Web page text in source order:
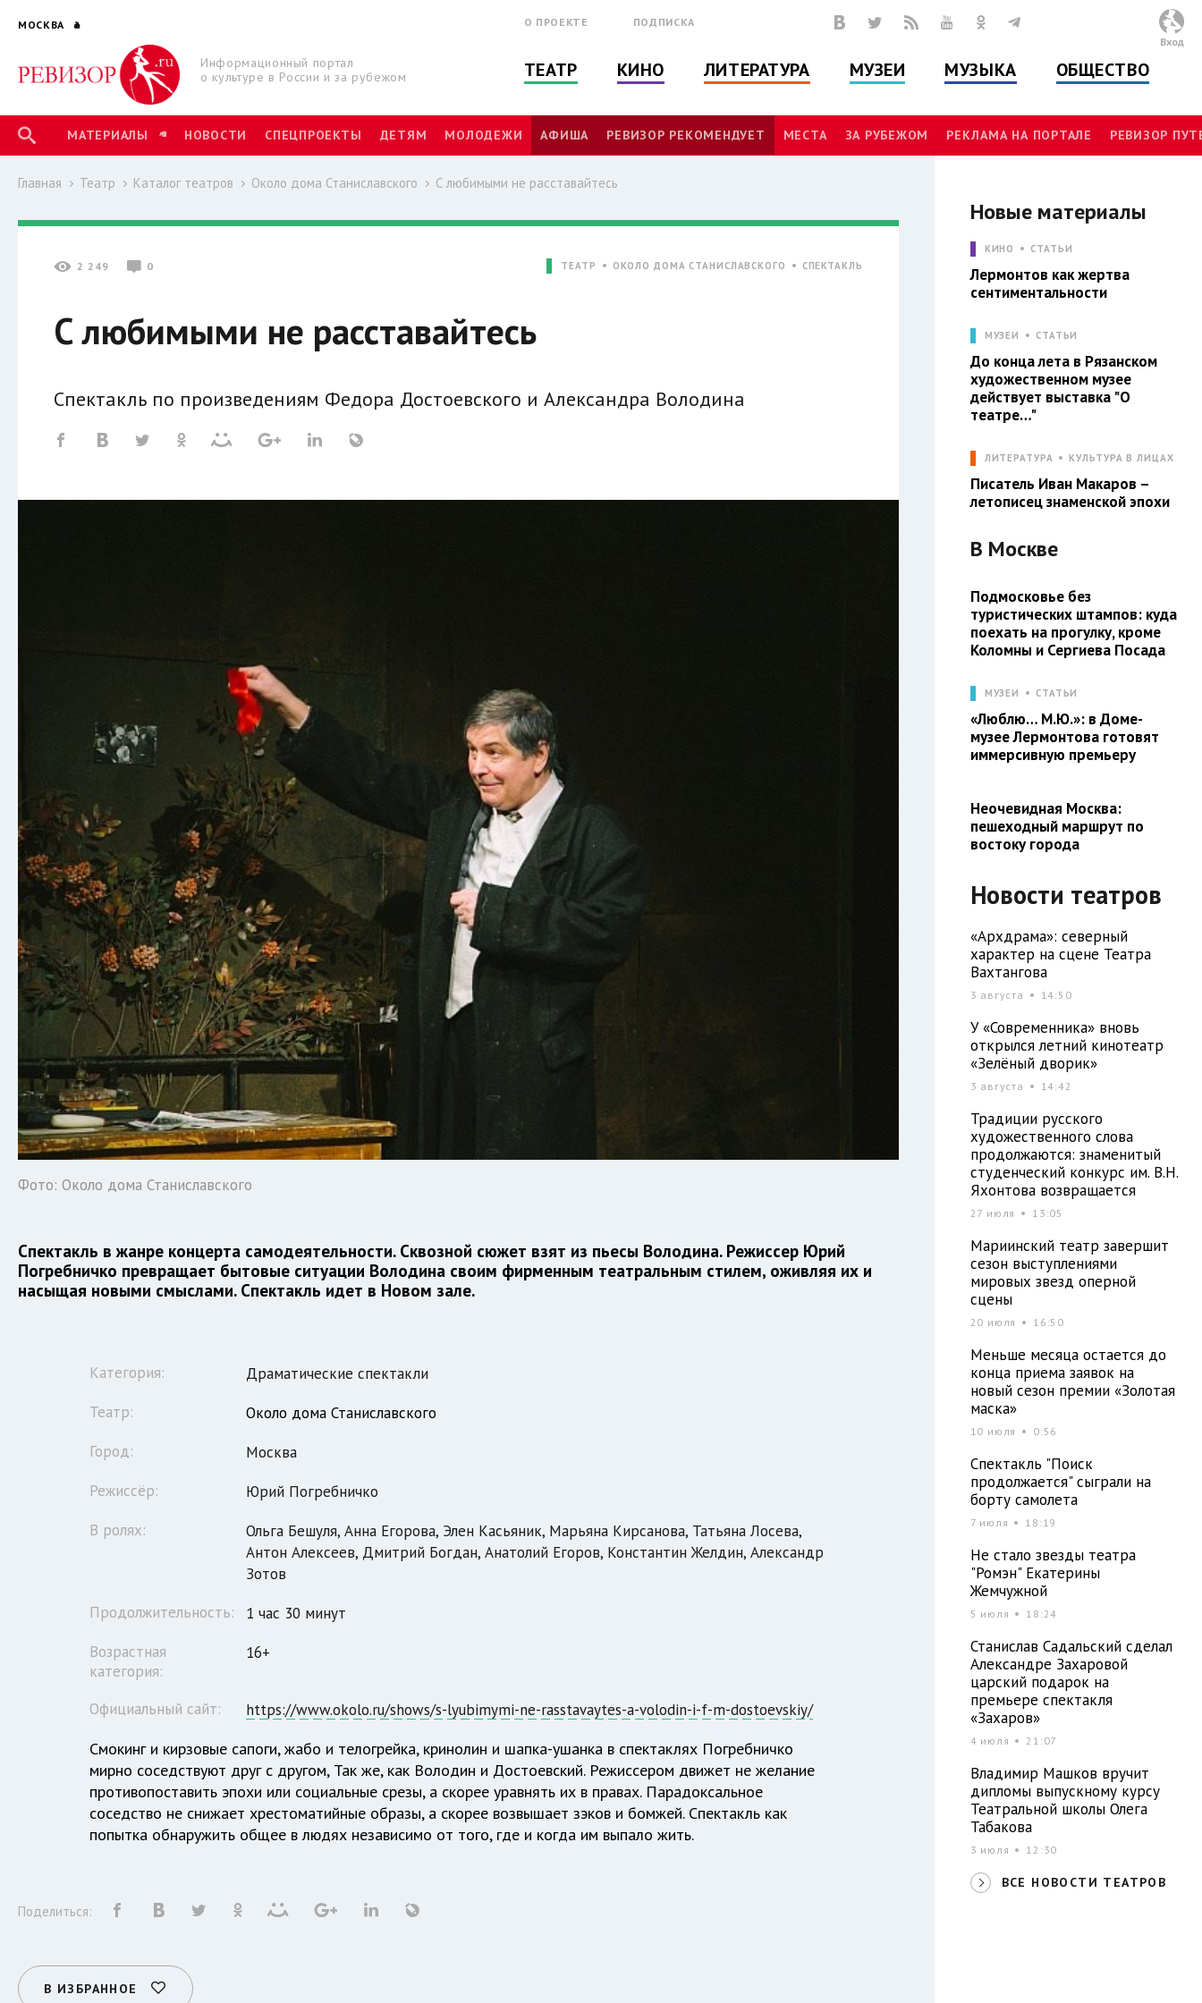
МОСКВА
Информационный портал
о культуре в России и за рубежом
О ПРОЕКТЕ ПОДПИСКА
ТЕАТР КИНО ЛИТЕРАТУРА МУЗЕИ МУЗЫКА ОБЩЕСТВО
Вход
МАТЕРИАЛЫ НОВОСТИ СПЕЦПРОЕКТЫ ДЕТЯМ МОЛОДЕЖИ АФИША РЕВИЗОР РЕКОМЕНДУЕТ МЕСТА ЗА РУБЕЖОМ РЕКЛАМА НА ПОРТАЛЕ РЕВИЗОР
Главная Театр Каталог театров Около дома Станиславского С любимыми не расставайтесь
2 249 0 ТЕАТР ОКОЛО ДОМА СТАНИСЛАВСКОГО СПЕКТАКЛЬ
С любимыми не расставайтесь
Спектакль по произведениям Федора Достоевского и Александра Володина
Фото: Около дома Станиславского
Спектакль в жанре концерта самодеятельности. Сквозной сюжет взят из пьесы Володина. Режиссер Юрий
Погребничко превращает бытовые ситуации Володина своим фирменным театральным стилем, оживляя их и
насыщая новыми смыслами. Спектакль идет в Новом зале.
Категория:
Драматические спектакли
Театр:
Около дома Станиславского
Город:
Москва
Режиссёр:
Юрий Погребничко
В ролях:
Ольга Бешуля, Анна Егорова, Элен Касьяник, Марьяна Кирсанова, Татьяна Лосева,
Антон Алексеев, Дмитрий Богдан, Анатолий Егоров, Константин Желдин, Александр
Зотов
Продолжительность:
1 час 30 минут
Возрастная
категория:
16+
Официальный сайт: https://www.okolo.ru/shows/s-lyubimymi-ne-rasstavaytes-a-volodin-i-f-m-dostoevskiy/
Смокинг и кирзовые сапоги, жабо и телогрейка, кринолин и шапка-ушанка в спектаклях Погребничко
мирно соседствуют друг с другом, Так же, как Володин и Достоевский. Режиссером движет не желание
противопоставить эпохи или социальные срезы, а скорее уравнять их в правах. Парадоксальное
соседство не снижает хрестоматийные образы, а скорее возвышает зэков и бомжей. Спектакль как
попытка обнаружить общее в людях независимо от того, где и когда им выпало жить.
Поделиться:
В ИЗБРАННОЕ
Новые материалы
КИНО СТАТЬИ
Лермонтов как жертва
сентиментальности
МУЗЕИ СТАТЬИ
До конца лета в Рязанском
художественном музее
действует выставка "О
театре…"
ЛИТЕРАТУРА КУЛЬТУРА В ЛИЦАХ
Писатель Иван Макаров –
летописец знаменской эпохи
В Москве
Подмосковье без
туристических штампов: куда
поехать на прогулку, кроме
Коломны и Сергиева Посада
МУЗЕИ СТАТЬИ
«Люблю… М.Ю.»: в Доме-
музее Лермонтова готовят
иммерсивную премьеру
Неочевидная Москва:
пешеходный маршрут по
востоку города
Новости театров
«Архдрама»: северный
характер на сцене Театра
Вахтангова
3 августа 14:50
У «Современника» вновь
открылся летний кинотеатр
«Зелёный дворик»
3 августа 14:42
Традиции русского
художественного слова
продолжаются: знаменитый
студенческий конкурс им. В.Н.
Яхонтова возвращается
27 июля 13:05
Мариинский театр завершит
сезон выступлениями
мировых звезд оперной
сцены
20 июля 16:50
Меньше месяца остается до
конца приема заявок на
новый сезон премии «Золотая
маска»
10 июля 0:56
Спектакль "Поиск
продолжается" сыграли на
борту самолета
7 июля 18:19
Не стало звезды театра
"Ромэн" Екатерины
Жемчужной
5 июля 18:24
Станислав Садальский сделал
Александре Захаровой
царский подарок на
премьере спектакля
«Захаров»
4 июля 21:07
Владимир Машков вручит
дипломы выпускному курсу
Театральной школы Олега
Табакова
3 июля 12:30
ВСЕ НОВОСТИ ТЕАТРОВ